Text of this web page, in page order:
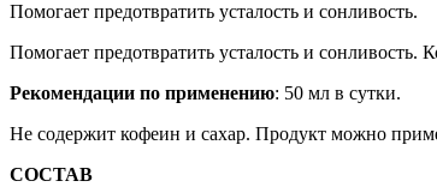
Помогает предотвратить усталость и сонливость.
Помогает предотвратить усталость и сонливость.
Рекомендации по применению: 50 мл в сутки.
Не содержит кофеин и сахар. Продукт можно
СОСТАВ